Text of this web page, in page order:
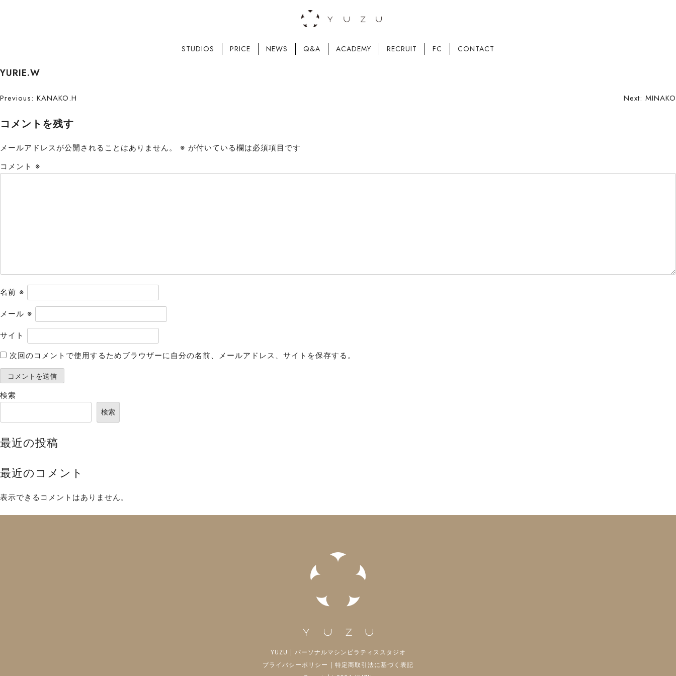
S
i
c
n
STUDIOS PRICE NEWS Q&A ACADEMY RECRUIT FC CONTACT
YURIE.W
投
稿
ビ
ゲ
Previous: KANAKO.H Next: MINAKO
コメントを残す
メールアドレスが公開されることはありません。 ※ が付いている欄は必須項目です
コメント ※
名前 ※
メール ※
サイト
次回のコメントで使用するためブラウザーに自分の名前、メールアドレス、サイトを保存する。
検索
検索
最近の投稿
最近のコメント
表示できるコメントはありません。
YUZU | パーソナルマシンピラティススタジオ
プライバシーポリシー | 特定商取引法に基づく表記